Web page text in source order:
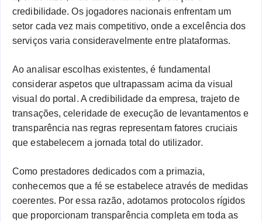
credibilidade. Os jogadores nacionais enfrentam um
setor cada vez mais competitivo, onde a excelência dos
serviços varia consideravelmente entre plataformas.
Ao analisar escolhas existentes, é fundamental
considerar aspetos que ultrapassam acima da visual
visual do portal. A credibilidade da empresa, trajeto de
transações, celeridade de execução de levantamentos e
transparência nas regras representam fatores cruciais
que estabelecem a jornada total do utilizador.
Como prestadores dedicados com a primazia,
conhecemos que a fé se estabelece através de medidas
coerentes. Por essa razão, adotamos protocolos rígidos
que proporcionam transparência completa em toda as